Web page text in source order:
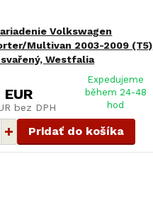
Volkswagen
Multivan 2003-2009 (T5)
Westfalia
bez DPH
Expedujeme
během 24-48
hod
Pridať do košíka